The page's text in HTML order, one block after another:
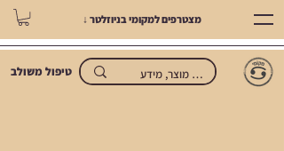
מצטרפים למקומי בניוזלטר ↓
טיפול משולב